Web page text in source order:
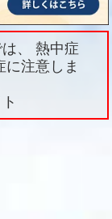
、 熱中症
注意しま